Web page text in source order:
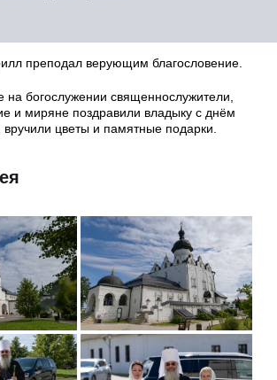
преподал верующим благословение.
на богослужении священнослужители,
и миряне поздравили владыку с днём
вручили цветы и памятные подарки.